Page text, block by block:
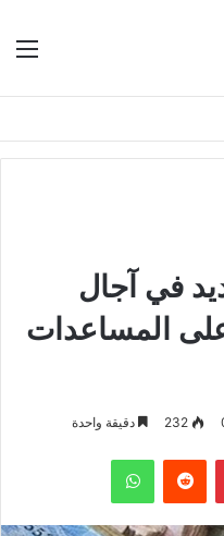
في آجال
المساعدات
232 دقيقة واحدة
بينتيريست واتساب